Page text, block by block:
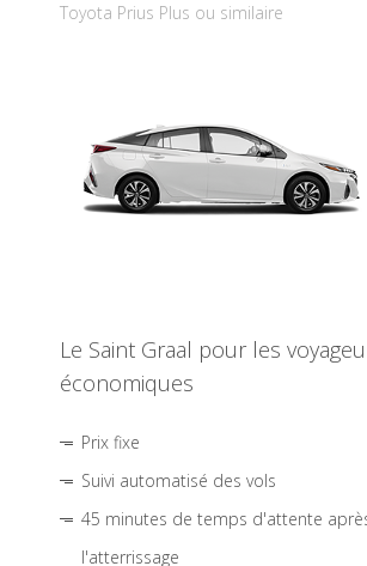
Toyota Prius Plus ou similaire
Le Saint Graal pour les
économiques
Prix fixe
Suivi automatisé des vols
45 minutes de temps d'attente
l'atterrissage